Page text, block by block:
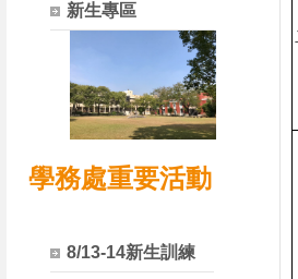
新生專區
學務處重要活動
8/13-14新生訓練